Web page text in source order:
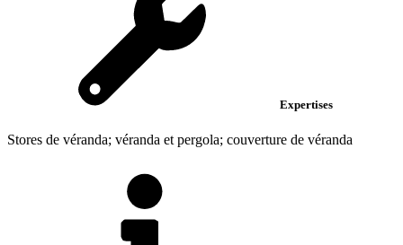
Expertises
Stores de véranda; véranda et pergola; couverture de véranda